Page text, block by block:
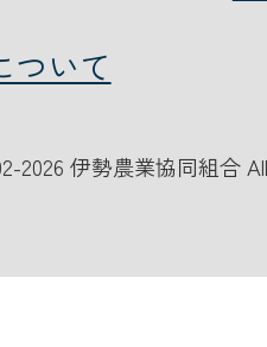
ついて
2026 伊勢農業協同組合